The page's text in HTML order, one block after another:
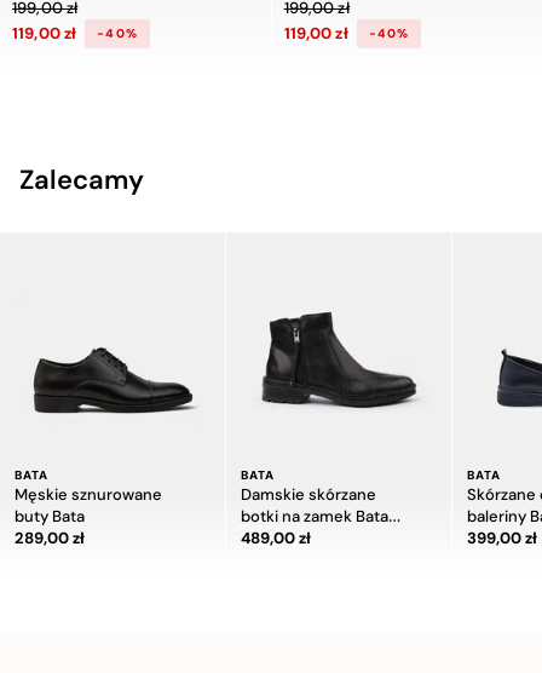
Cena obniżona z 199,00 zł do 119,00 zł, zniżka 40 procent
199,00 zł
119,00 zł
-40%
Cena obniżona z 199,00 zł do
199,00 zł
119,00 zł
-40%
Zalecamy
BATA
Męskie sznurowane
buty Bata
Cena 289,00 zł
289,00 zł
BATA
Damskie skórzane
botki na zamek Bata
COMFIT
Cena 489,00 zł
489,00 zł
BATA
Skórzane
baleriny
Cena
399,00 zł